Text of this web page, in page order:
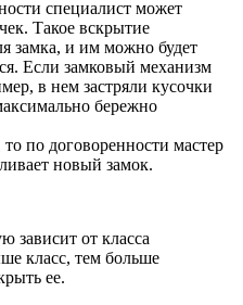
специалист может
Такое вскрытие
замка, и им можно будет
Если замковый механизм
в нем застряли кусочки
бережно
по договоренности мастер
новый замок.
зависит от класса
класс, тем больше
ее.